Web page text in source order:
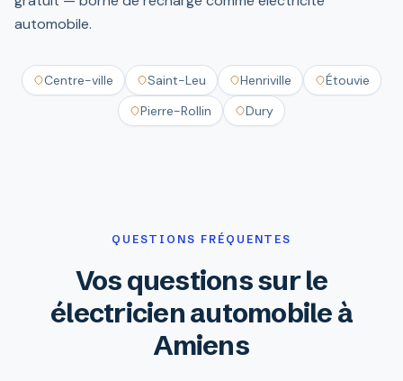
automobile.
Centre-ville Saint-Leu Henriville
Étouvie
Pierre-Rollin
Dury
QUESTIONS FRÉQUENTES
Vos questions sur le
électricien automobile à
Amiens